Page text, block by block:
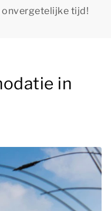
onvergetelijke tijd!
in